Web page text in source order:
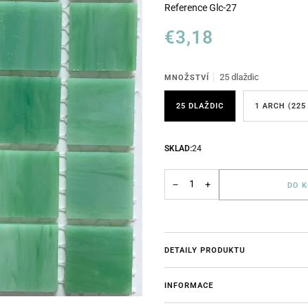
ReferenceGlc-27
€3,18
MNOŽSTVÍ 25 dlaždic
25 DLAŽDIC 1 ARCH (225
SKLAD:24
− + DO
DETAILY PRODUKTU
INFORMACE